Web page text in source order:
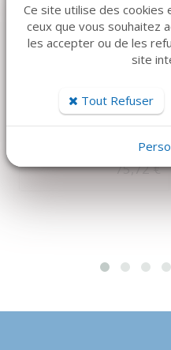
Compacteur à os
GRISDALE Black line
75,72 €
Ce site utilise des cookies
ceux que vous souhaitez
les accepter ou de les
site
Tout Refuser